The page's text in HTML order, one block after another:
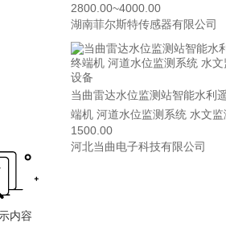
2800.00~4000.00
湖南菲尔斯特传感器有限公司
当曲雷达水位监测站智能水利
端机 河道水位监测系统 水文监测设
备
1500.00
河北当曲电子科技有限公司